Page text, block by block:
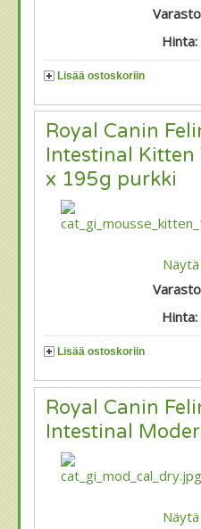
Hinta:
Lisää ostoskoriin
Royal Canin
Intestinal Kitten
x 195g purkki
Hinta:
Lisää ostoskoriin
Royal Canin
Intestinal